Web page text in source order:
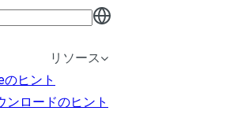
リソース
のヒント
ンロードのヒント